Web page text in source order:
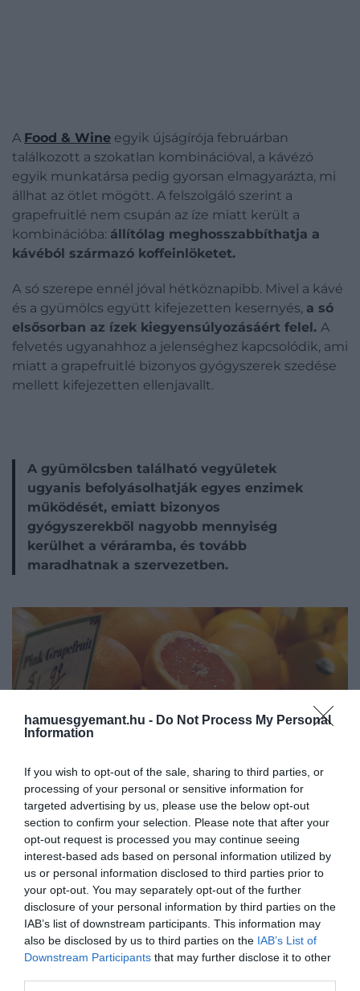
hamuesgyemant.hu - Do Not Process My Personal
Information
If you wish to opt-out of the sale, sharing to third parties, or
processing of your personal or sensitive information for
targeted advertising by us, please use the below opt-out
section to confirm your selection. Please note that after your
opt-out request is processed you may continue seeing
interest-based ads based on personal information utilized by
us or personal information disclosed to third parties prior to
your opt-out. You may separately opt-out of the further
disclosure of your personal information by third parties on the
IAB’s list of downstream participants. This information may
also be disclosed by us to third parties on the IAB’s List of
Downstream Participants that may further disclose it to other
A Food & Wine egyik újságírója februárban
találkozott a szokatlan kombinációval, a kávézó
egyik munkatársa pedig gyorsan elmagyarázta, mi
állhat az ötlet mögött. A felszolgáló szerint a
grapefruitlé nem csupán az íze miatt került a
kombinációba: állítólag meghosszabbíthatja a
kávéból származó koffeinlöketet.
A só szerepe ennél jóval hétköznapibb. Mivel a kávé
és a gyümölcs együtt kifejezetten kesernyés, a só
elsősorban az ízek kiegyensúlyozásáért felel. A
felvetés ugyanahhoz a jelenséghez kapcsolódik, ami
miatt a grapefruitlé bizonyos gyógyszerek szedése
mellett kifejezetten ellenjavallt.
A gyümölcsben található vegyületek
ugyanis befolyásolhatják egyes enzimek
működését, emiatt bizonyos
gyógyszerekből nagyobb mennyiség
kerülhet a véráramba, és tovább
maradhatnak a szervezetben.
Illusztráció
Fotó:David Trinks/Unsplash
Mi áll a jelenség mögött?
koffeinlebontásában a máj egyik enzime, a